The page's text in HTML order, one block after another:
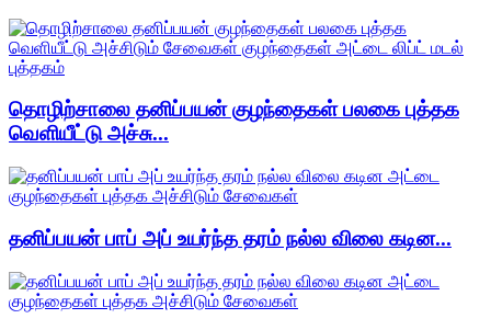
தொழிற்சாலை தனிப்பயன் குழந்தைகள் பலகை புத்தக
வெளியீட்டு அச்சு...
தனிப்பயன் பாப் அப் உயர்ந்த தரம் நல்ல விலை கடின...